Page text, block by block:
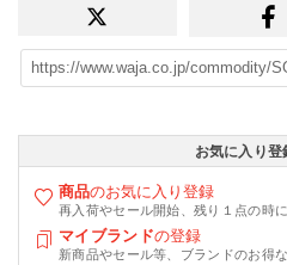
お気に入り登
商品のお気に入り登録
再入荷やセール開始、残り１点の時
マイブランドの登録
新商品やセール等、ブランドのお得